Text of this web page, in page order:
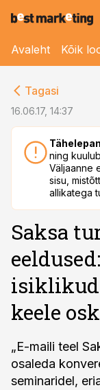
Avaleht Kõik
Tagasi
16.06.17, 14:37
ning
Väljaanne
sisu,
allikatega
Saksa
isiklikud
keele
„E-maili teel
osaleda
seminaridel,